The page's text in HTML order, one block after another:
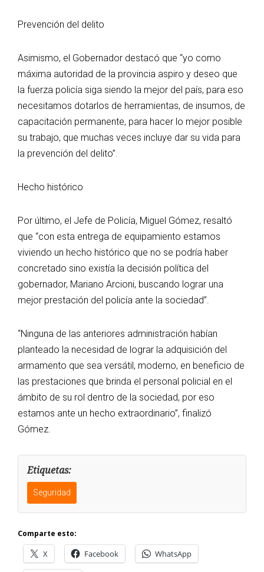
Prevención del delito
Asimismo, el Gobernador destacó que “yo como
máxima autoridad de la provincia aspiro y deseo que
la fuerza policía siga siendo la mejor del país, para eso
necesitamos dotarlos de herramientas, de insumos, de
capacitación permanente, para hacer lo mejor posible
su trabajo, que muchas veces incluye dar su vida para
la prevención del delito”.
Hecho histórico
Por último, el Jefe de Policía, Miguel Gómez, resaltó
que “con esta entrega de equipamiento estamos
viviendo un hecho histórico que no se podría haber
concretado sino existía la decisión política del
gobernador, Mariano Arcioni, buscando lograr una
mejor prestación del policía ante la sociedad”.
“Ninguna de las anteriores administración habían
planteado la necesidad de lograr la adquisición del
armamento que sea versátil, moderno, en beneficio de
las prestaciones que brinda el personal policial en el
ámbito de su rol dentro de la sociedad, por eso
estamos ante un hecho extraordinario”, finalizó
Gómez.
Etiquetas:
Seguridad
Comparte esto:
X Facebook WhatsApp